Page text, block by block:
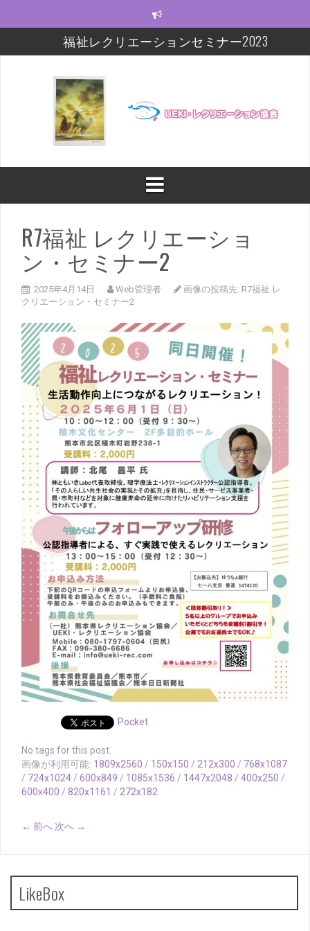
福祉レクリエーションセミナー2023
【福祉レクセミナー2021】いよいよ今週末!!
【福祉レクセミナー2021】開講に関するお知らせ
今年度の福祉レクセミナー、開催します！！！
福祉レクリエーションセミナー及びフォローアップ
修開催
R7福祉 レクリエーショ
ン・セミナー2
2025年4月14日 Web管理者 画像の投稿先: R7福祉 レ
クリエーション・セミナー2
Pocket
No tags for this post.
画像が利用可能: 1809x2560 / 150x150 / 212x300 / 768x1087
/ 724x1024 / 600x849 / 1085x1536 / 1447x2048 / 400x250 /
600x400 / 820x1161 / 272x182
← 前へ 次へ →
LikeBox